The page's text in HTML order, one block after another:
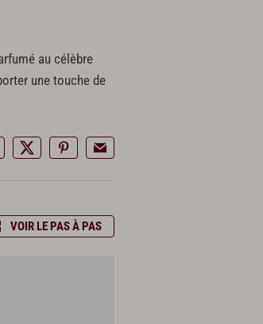
au célèbre
une touche de
VOIR LE PAS À PAS